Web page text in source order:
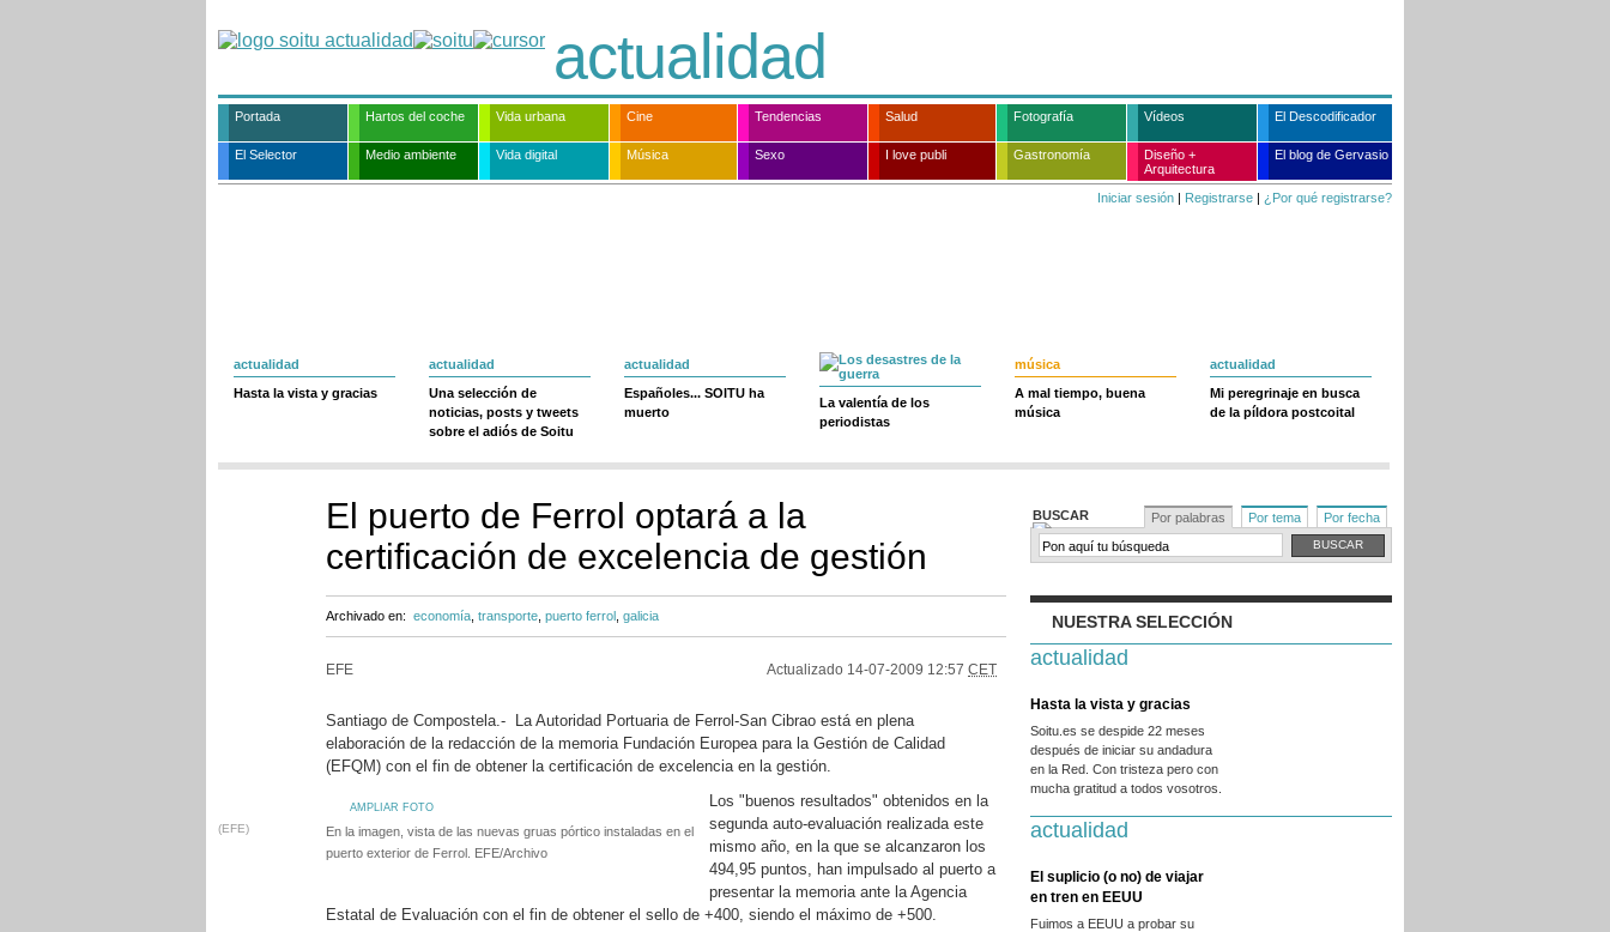
actualidad
Portada Hartos del coche Vida urbana Cine Tendencias Salud Fotografía Vídeos El Descodificador
El Selector Medio ambiente Vida digital Música Sexo I love publi Gastronomía
Diseño +
Arquitectura
El blog de Gervasio
Iniciar sesión | Registrarse | ¿Por qué registrarse?
actualidad
Hasta la vista y gracias
actualidad
Una selección de
noticias, posts y tweets
sobre el adiós de Soitu
actualidad
Españoles... SOITU ha
muerto
La valentía de los
periodistas
música
A mal tiempo, buena
música
actualidad
Mi peregrinaje en busca
de la píldora postcoital
El puerto de Ferrol optará a la
certificación de excelencia de gestión
Archivado en: economía transporte puerto ferrol galicia
EFE Actualizado 14-07-2009 12:57 CET
Santiago de Compostela.- La Autoridad Portuaria de Ferrol-San Cibrao está en plena
elaboración de la redacción de la memoria Fundación Europea para la Gestión de Calidad
(EFQM) con el fin de obtener la certificación de excelencia en la gestión.
AMPLIAR FOTO
(EFE)
En la imagen, vista de las nuevas gruas pórtico instaladas en el
puerto exterior de Ferrol. EFE/Archivo
Los "buenos resultados" obtenidos en la
segunda auto-evaluación realizada este
mismo año, en la que se alcanzaron los
494,95 puntos, han impulsado al puerto a
presentar la memoria ante la Agencia
Estatal de Evaluación con el fin de obtener el sello de +400, siendo el máximo de +500.
BUSCAR Por palabras Por tema Por fecha
NUESTRA SELECCIÓN
actualidad
Hasta la vista y gracias
Soitu.es se despide 22 meses
después de iniciar su andadura
en la Red. Con tristeza pero con
mucha gratitud a todos vosotros.
actualidad
El suplicio (o no) de viajar
en tren en EEUU
Fuimos a EEUU a probar su